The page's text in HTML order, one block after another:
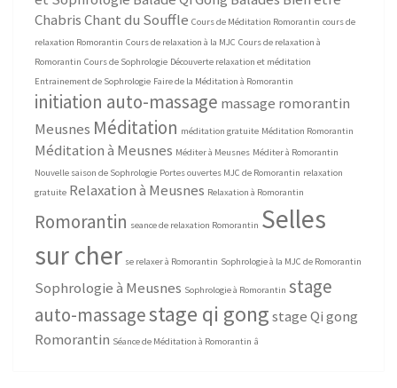
ChabrisChant du Souffle Cours de Méditation Romorantin cours de
relaxation Romorantin Cours de relaxation à la MJC Cours de relaxation à
Romorantin Cours de Sophrologie Découverte relaxation et méditation
Entrainement de Sophrologie Faire de la Méditation à Romorantin
initiation auto-massage massage romorantin
Meusnes Méditation méditation gratuite Méditation Romorantin
Méditation à Meusnes Méditer à Meusnes Méditer à Romorantin
Nouvelle saison de Sophrologie Portes ouvertes MJC de Romorantin relaxation
gratuite Relaxation à Meusnes Relaxation à Romorantin
Romorantin seance de relaxation Romorantin Selles
sur cher se relaxer à Romorantin Sophrologie à la MJC de Romorantin
Sophrologie à Meusnes Sophrologie à Romorantin stage
auto-massagestage qi gongstage Qi gong
Romorantin Séance de Méditation à Romorantin â